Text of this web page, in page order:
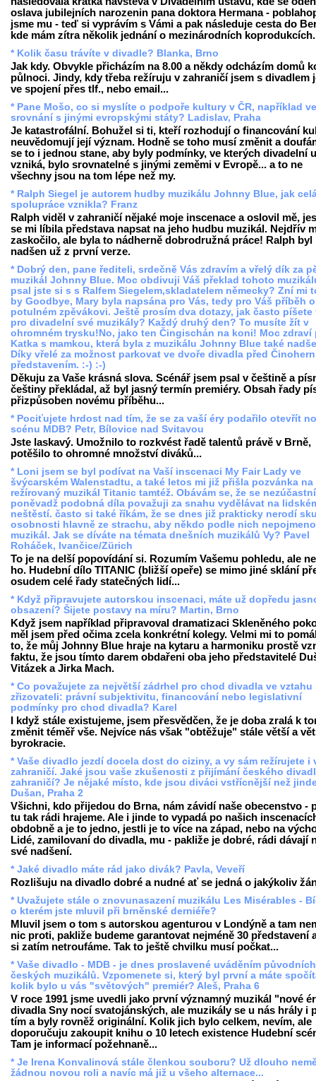
oslava jubilejních narozenin pana doktora Hermana -
jsme mu - teď si vyprávím s Vámi a pak následuje cesta do
kde mám zítra několik jednání o mezinárodních
* Kolik času trávíte v divadle? Blanka, Brno
Jak kdy. Obvykle přicházím na 8.00 a někdy odcházím domů
půlnoci. Jindy, kdy třeba režíruju v zahraničí jsem s divadlem
ve spojení přes tlf., nebo email...
* Pane Mošo, co si myslíte o podpoře kultury v ČR, například ve
srovnání s jinými evropskými státy? Ladislav, Praha
Je katastrofální. Bohužel si ti, kteří rozhodují o financování
neuvědomují její význam. Hodně se toho musí změnit a
se to i jednou stane, aby byly podmínky, ve kterých divadelní
vzniká, bylo srovnatelné s jinými zeměmi v Evropě... a to ne
všechny jsou na tom lépe než my.
* Ralph Siegel je autorem hudby muzikálu Johnny Blue, jak
spolupráce vznikla? Franz
Ralph viděl v zahraničí nějaké moje inscenace a oslovil mě,
se mi líbila představa napsat na jeho hudbu muzikál. Nejdřív
zaskočilo, ale byla to nádherně dobrodružná práce! Ralph byl
nadšen už z první verze.
* Dobrý den, pane řediteli, srdečně Vás zdravím a vřelý dík za
muzikál Johnny Blue. Moc obdivuji Váš překlad tohoto
psal jste si s s Ralfem Siegelem,skladatelem německy? Zní mi
by Goodbye, Mary byla napsána pro Vás, tedy pro Váš příběh o
potulném zpěvákovi. Ještě prosím dva dotazy, jak často píšete
pro divadelní své muzikály? Každý druhý den? To musíte žít v
ohromném trysku!No, jako ten Čingischán na koni! Moc zdraví
Katka s mamkou, která byla z muzikálu Johnny Blue také
Díky vřelé za možnost parkovat ve dvoře divadla před
představením. :-) :-)
Děkuju za Vaše krásná slova. Scénář jsem psal v češtině a
češtiny překládal, až byl jasný termín premiéry. Obsah řady
přizpůsoben novému příběhu...
* Pociťujete hrdost nad tím, že se za vaší éry podařilo otevřít
scénu MDB? Petr, Bílovice nad Svitavou
Jste laskavý. Umožnilo to rozkvést řadě talentů právě v Brně,
potěšilo to ohromné množství diváků...
* Loni jsem se byl podívat na Vaší inscenaci My Fair Lady ve
švýcarském Walenstadtu, a také letos mi již přišla pozvánka na
režírovaný muzikál Titanic tamtéž. Obávám se, že se
poněvadž podobná díla považuji za snahu vydělávat na
neštěstí. často si také říkám, že se dnes již prakticky nerodí
osobnosti hlavně ze strachu, aby někdo podle nich
muzikál. Jak se díváte na témata dnešních muzikálů Vy? Pavel
Roháček, Ivančice/Zürich
To je na delší popovídání si. Rozumím Vašemu pohledu, ale
ho. Hudební dílo TITANIC (bližší opeře) se mimo jiné sklání
osudem celé řady statečných lidí...
* Když připravujete autorskou inscenaci, máte už dopředu
obsazení? Šijete postavy na míru? Martin, Brno
Když jsem například připravoval dramatizaci Skleněného
měl jsem před očima zcela konkrétní kolegy. Velmi mi to
to, že můj Johnny Blue hraje na kytaru a harmoniku prostě
faktu, že jsou tímto darem obdařeni oba jeho představitelé
Vitázek a Jirka Mach.
* Co považujete za největší zádrhel pro chod divadla ve vztahu
zřizovateli: právní subjektivitu, financování nebo legislativní
podmínky pro chod divadla? Karel
I když stále existujeme, jsem přesvědčen, že je doba zralá k
změnit téměř vše. Nejvíce nás však "obtěžuje" stále větší a
byrokracie.
* Vaše divadlo jezdí docela dost do ciziny, a vy sám režírujete i
zahraničí. Jaké jsou vaše zkušenosti z přijímání českého
zahraničí? Je nějaké místo, kde jsou diváci vstřícnější než
Dušan, Praha 2
Všichni, kdo přijedou do Brna, nám závidí naše obecenstvo -
tu tak rádi hrajeme. Ale i jinde to vypadá po našich
obdobně a je to jedno, jestli je to více na západ, nebo na
Lidé, zamilovaní do divadla, mu - pakliže je dobré, rádi dávají
své nadšení.
* Jaké divadlo máte rád jako divák? Pavla, Veveří
Rozlišuju na divadlo dobré a nudné ať se jedná o jakýkoliv
* Uvažujete stále o znovunasazení muzikálu Les Misérables -
o kterém jste mluvil při brněnské derniéře?
Mluvil jsem o tom s autorskou agenturou v Londýně a tam
nic proti, pakliže budeme garantovat nejméně 30 představení
si zatím netroufáme. Tak to ještě chvilku musí počkat...
* Vaše divadlo - MDB - je dnes proslavené uváděním původních
českých muzikálů. Vzpomenete si, který byl první a máte
kolik bylo u vás "světových" premiér? Aleš, Praha 6
V roce 1991 jsme uvedli jako první významný muzikál "nové
divadla Sny nocí svatojánských, ale muzikály se u nás hrály i
tím a byly rovněž originální. Kolik jich bylo celkem, nevím, ale
doporučuju zakoupit knihu o 10 letech existence Hudební
Tam je informací požehnaně...
* Je Irena Konvalinová stále členkou souboru? Už dlouho
žádnou novou roli a navíc má již u všeho alternace...